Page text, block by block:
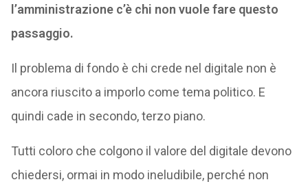
l’amministrazione c’è chi non vuole fare questo
passaggio.
Il problema di fondo è chi crede nel digitale non è
ancora riuscito a imporlo come tema politico. E
quindi cade in secondo, terzo piano.
Tutti coloro che colgono il valore del digitale devono
chiedersi, ormai in modo ineludibile, perché non